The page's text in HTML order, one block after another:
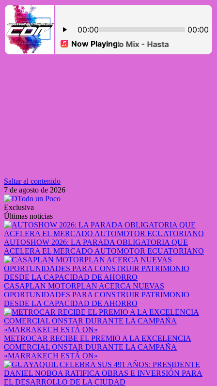
Saltar al contenido
7 de agosto de 2026
Exclusiva
Últimas noticias
AUTOSHOW 2026: LA PARADA OBLIGATORIA QUE
ACELERA EL MERCADO AUTOMOTOR ECUATORIANO
CASAPLAN MOTORPLAN ACERCA NUEVAS
OPORTUNIDADES PARA CONSTRUIR PATRIMONIO
DESDE LA CAPACIDAD DE AHORRO
METROCAR RECIBE EL PREMIO A LA EXCELENCIA
COMERCIAL ONSTAR DURANTE LA CAMPAÑA
«MARRAKECH ESTÁ ON»